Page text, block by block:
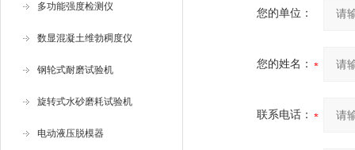
多功能强度检测仪
数显混凝土维勃稠度仪
钢轮式耐磨试验机
旋转式水砂磨耗试验机
电动液压脱模器
您的单位：
您的姓名：
联系电话：